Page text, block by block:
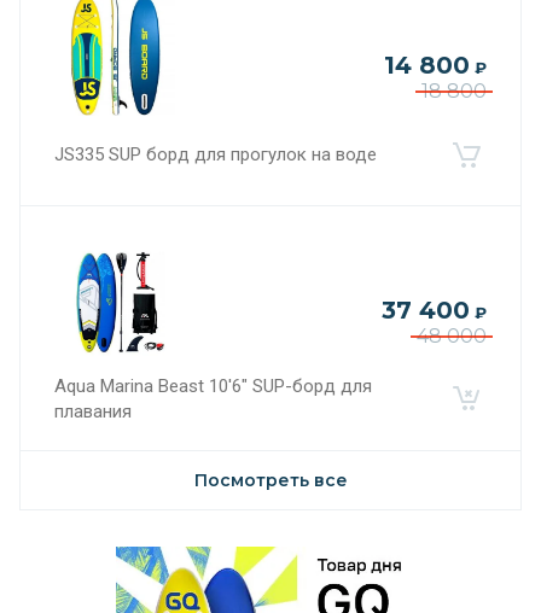
18 800
14 800 ₽
JS335 SUP борд для прогулок на воде
48 000
37 400 ₽
Aqua Marina Beast 10'6" SUP-борд для
плавания
Посмотреть все